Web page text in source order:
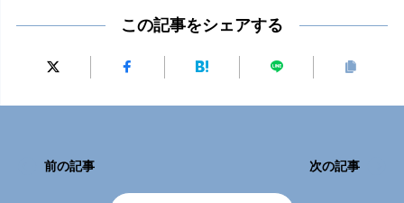
この記事をシェアする
前の記事 次の記事